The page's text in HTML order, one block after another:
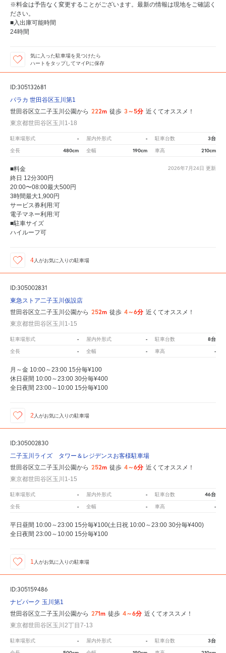
※料金は予告なく変更することがございます。最新の情報は現地をご確認く
ださい。
■入出庫可能時間
24時間
気に入った駐車場を見つけたら
ハートをタップしてマイPに保存
ID:305132681
パラカ 世田谷区玉川第1
世田谷区立二子玉川公園から 222m 徒歩 3～5分 近くてオススメ！
東京都世田谷区玉川1-18
駐車場形式 - 屋内外形式 - 駐車台数 3台
全長 480cm 全幅 190cm 車高 210cm
2026年7月24日 更新
■料金
終日 12分300円
20:00〜08:00最大500円
3時間最大1,900円
サービス券利用:可
電子マネー利用:可
■駐車サイズ
ハイルーフ可
4 人がお気に入りの駐車場
ID:305002831
東急ストア二子玉川仮設店
世田谷区立二子玉川公園から 252m 徒歩 4～6分 近くてオススメ！
東京都世田谷区玉川1-15
駐車場形式 - 屋内外形式 - 駐車台数 8台
全長 - 全幅 - 車高 -
月～金 10:00～23:00 15分毎¥100
休日昼間 10:00～23:00 30分毎¥400
全日夜間 23:00～10:00 15分毎¥100
2 人がお気に入りの駐車場
ID:305002830
二子玉川ライズ タワー＆レジデンスお客様駐車場
世田谷区立二子玉川公園から 252m 徒歩 4～6分 近くてオススメ！
東京都世田谷区玉川1-15
駐車場形式 - 屋内外形式 - 駐車台数 46台
全長 - 全幅 - 車高 -
平日昼間 10:00～23:00 15分毎¥100(土日祝 10:00～23:00 30分毎¥400)
全日夜間 23:00～10:00 15分毎¥100
1 人がお気に入りの駐車場
ID:305159486
ナビパーク 玉川第1
世田谷区立二子玉川公園から 271m 徒歩 4～6分 近くてオススメ！
東京都世田谷区玉川2丁目7-13
駐車場形式 - 屋内外形式 - 駐車台数 3台